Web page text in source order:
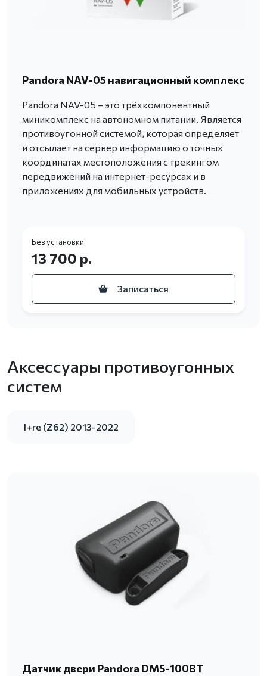
Pandora NAV-05 навигационный комплекс
Pandora NAV-05 – это трёхкомпонентный
миникомплекс на автономном питании. Является
противоугонной системой, которая определяет
и отсылает на сервер информацию о точных
координатах местоположения с трекингом
передвижений на интернет-ресурсах и в
приложениях для мобильных устройств.
Без установки
13 700 р.
Записаться
Аксессуары противоугонных
систем
I+re (Z62) 2013-2022
Датчик двери Pandora DMS-100BT